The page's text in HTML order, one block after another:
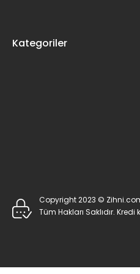
Kategoriler
Copyright 2023 ©
Tüm Hakları Saklıdır.